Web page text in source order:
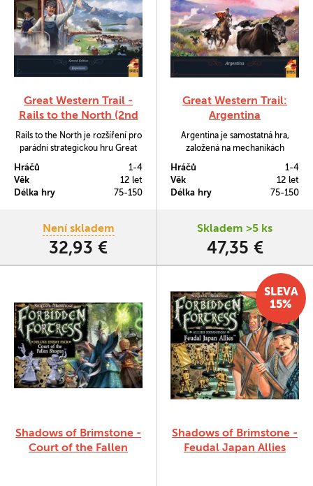
Great Western Trail -
Rails to the North (2nd
Edition)
Rails to the North je rozšíření pro
parádní strategickou hru Great
Hráčů
1-4
Věk
12 let
Délka hry
75-150
Není skladem
32,93 €
Great Western Trail:
Argentina
Argentina je samostatná hra,
založená na mechanikách
Učiní z vás majitele rozsáhlé
farmy v Argentině na konci 19.
století, který musí hnát svůj
hlavní nádraží v Buenos Aires.
Hráčů
1-4
Věk
12 let
Délka hry
75-150
Skladem >5 ks
47,35 €
Shadows of Brimstone -
Court of the Fallen
Shadows of Brimstone -
Feudal Japan Allies
SLEVA
15%